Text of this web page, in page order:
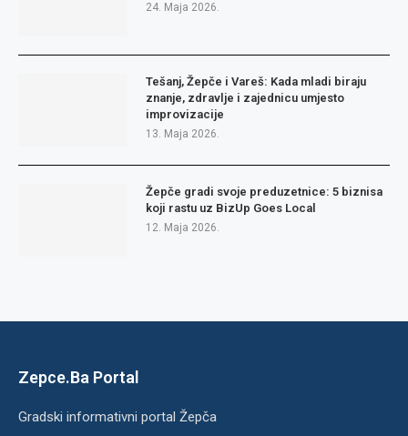
24. Maja 2026.
Tešanj, Žepče i Vareš: Kada mladi biraju
znanje, zdravlje i zajednicu umjesto
improvizacije
13. Maja 2026.
Žepče gradi svoje preduzetnice: 5 biznisa
koji rastu uz BizUp Goes Local
12. Maja 2026.
Zepce.Ba Portal
Gradski informativni portal Žepča